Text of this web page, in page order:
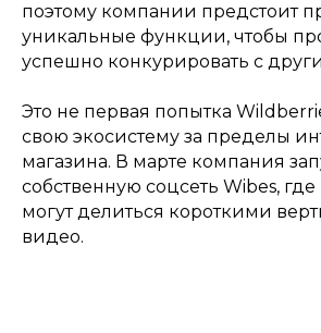
поэтому компании предстоит
уникальные функции, чтобы
успешно конкурировать с
Это не первая попытка
свою экосистему за пределы
магазина. В марте компания
собственную соцсеть Wibes, где
могут делиться короткими
видео.